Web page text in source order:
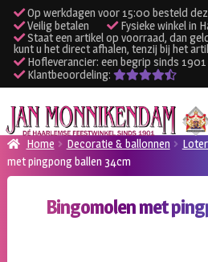
Op werkdagen voor 15:00 besteld
Veilig betalen
Fysieke winkel in
Staat een artikel op voorraad, dan
kunt u het direct afhalen, tenzij bij het
Hofleverancier: een begrip sinds 1901
Klantbeoordeling:
Ga
door
naar
navigatie
Ga
naar
de
inhoudVerhuur kleding
Verhuur apparatuur
Home Decoratie & ballonnen
met pingpong ballen 34cm
Bingomolen met